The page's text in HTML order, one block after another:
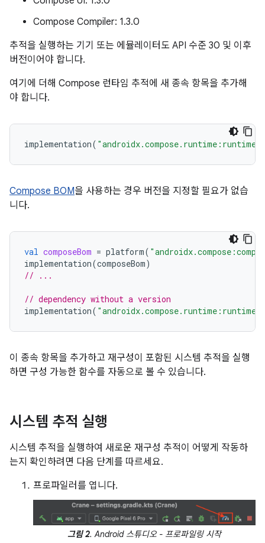
Compose Compiler: 1.3.0
추적을 실행하는 기기 또는 에뮬레이터도 API 수준 30 및 이후
버전이어야 합니다.
여기에 더해 Compose 런타임 추적에 새 종속 항목을 추가해
야 합니다.
implementation(
Compose BOM을 사용하는 경우 버전을 지정할 필요가 없습
니다.
val composeBom = platform(
implementation(composeBom)
// ...
// dependency without a version
implementation(
이 종속 항목을 추가하고 재구성이 포함된 시스템 추적을 실행
하면 구성 가능한 함수를 자동으로 볼 수 있습니다.
시스템 추적 실행
시스템 추적을 실행하여 새로운 재구성 추적이 어떻게 작동하
는지 확인하려면 다음 단계를 따르세요.
프로파일러를 엽니다.
그림 2. Android 스튜디오 - 프로파일링 시작